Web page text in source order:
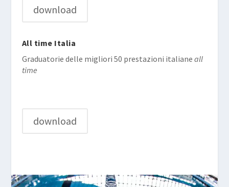
download
All time Italia
Graduatorie delle migliori 50 prestazioni italiane all
time
download